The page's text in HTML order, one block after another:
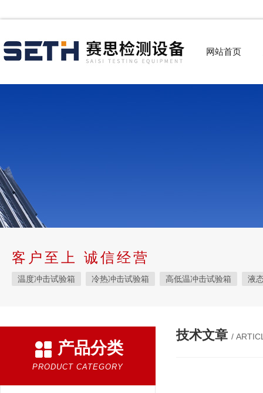
网站首页
客户至上 诚信经营
温度冲击试验箱 冷热冲击试验箱 高低温冲击试验箱 液
霉菌试验箱 应力筛选试验箱 IPX9K淋雨箱 温湿度检定箱
盐雾试验箱 老化试验箱
自然恒温对流试验箱 自动化产线高低温试验箱
产品分类
PRODUCT CATEGORY
技术文章 /